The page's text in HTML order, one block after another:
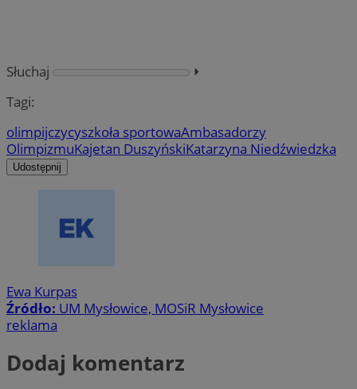
Słuchaj
⏵︎
Tagi:
olimpijczycyszkoła sportowaAmbasadorzy
OlimpizmuKajetan DuszyńskiKatarzyna Niedźwiedzka
Udostępnij
Ewa Kurpas
Źródło: UM Mysłowice, MOSiR Mysłowice
reklama
Dodaj komentarz